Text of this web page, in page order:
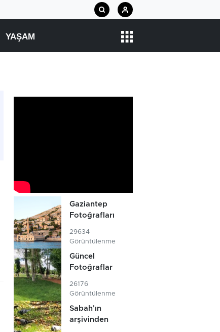
YAŞAM
Gaziantep
Fotoğrafları
29634
Görüntülenme
Güncel
Fotoğraflar
26176
Görüntülenme
Sabah'ın
arşivinden